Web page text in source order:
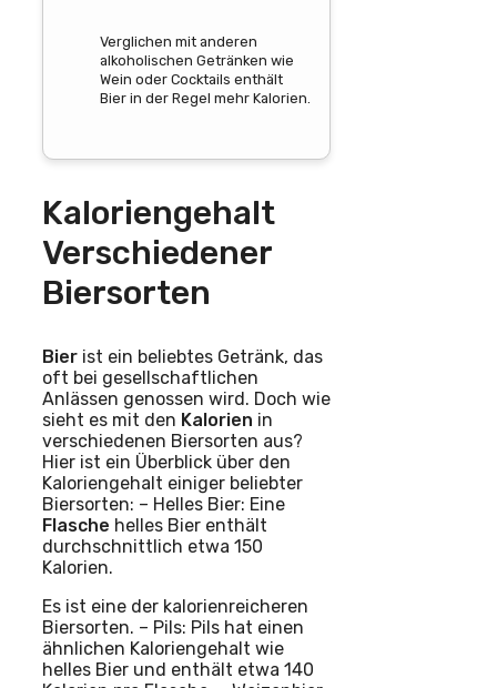
Verglichen mit anderen
alkoholischen Getränken wie
Wein oder Cocktails enthält
Bier in der Regel mehr Kalorien.
Kaloriengehalt
Verschiedener
Biersorten
Bier ist ein beliebtes Getränk, das
oft bei gesellschaftlichen
Anlässen genossen wird. Doch wie
sieht es mit den Kalorien in
verschiedenen Biersorten aus?
Hier ist ein Überblick über den
Kaloriengehalt einiger beliebter
Biersorten: – Helles Bier: Eine
Flasche helles Bier enthält
durchschnittlich etwa 150
Kalorien.
Es ist eine der kalorienreicheren
Biersorten. – Pils: Pils hat einen
ähnlichen Kaloriengehalt wie
helles Bier und enthält etwa 140